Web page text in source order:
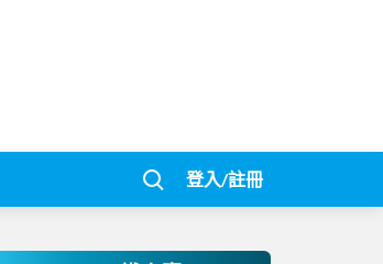
登入/註冊